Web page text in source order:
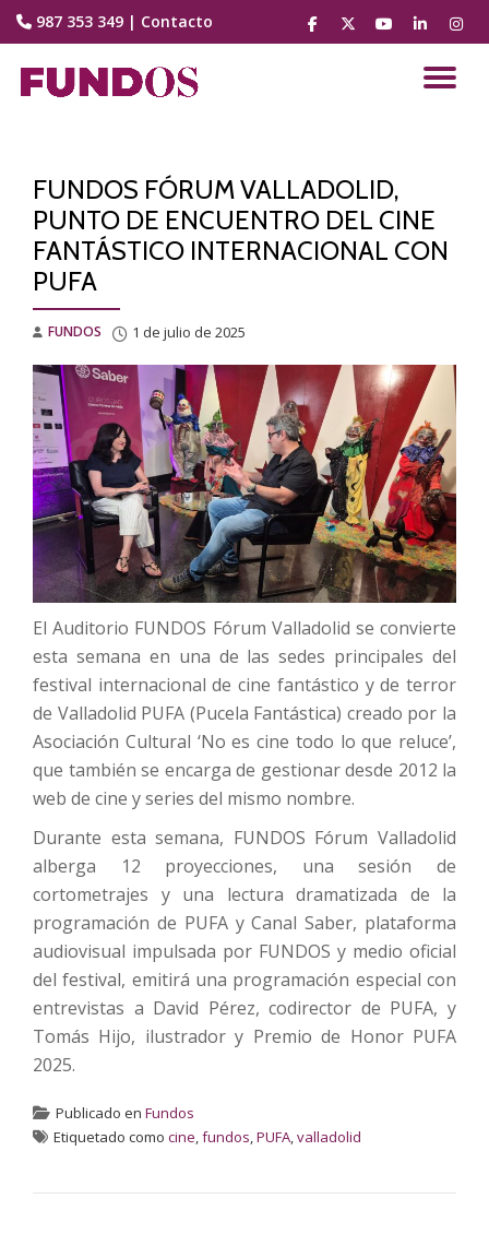
contenido
987 353 349 | Contacto
fa-
facebook
fa-
brands
fa-
youtube-
fa-
linkedin
fa-
FUNDOS FÓRUM VALLADOLID,
PUNTO DE ENCUENTRO DEL CINE
FANTÁSTICO INTERNACIONAL CON
PUFA
FUNDOS 1 de julio de 2025
El Auditorio FUNDOS Fórum Valladolid se convierte
esta semana en una de las sedes principales del
festival internacional de cine fantástico y de terror
de Valladolid PUFA (Pucela Fantástica) creado por la
Asociación Cultural ‘No es cine todo lo que reluce’,
que también se encarga de gestionar desde 2012 la
web de cine y series del mismo nombre.
Durante esta semana, FUNDOS Fórum Valladolid
alberga 12 proyecciones, una sesión de
cortometrajes y una lectura dramatizada de la
programación de PUFA y Canal Saber, plataforma
audiovisual impulsada por FUNDOS y medio oficial
del festival, emitirá una programación especial con
entrevistas a David Pérez, codirector de PUFA, y
Tomás Hijo, ilustrador y Premio de Honor PUFA
2025.
Publicado en Fundos
Etiquetado como cine,fundos,PUFA,valladolid